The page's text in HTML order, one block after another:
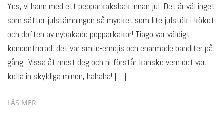
Yes, vi hann med ett pepparkaksbak innan jul. Det är väl inget
som sätter julstämningen så mycket som lite julstök i köket
och doften av nybakade pepparkakor! Tiago var väldigt
koncentrerad, det var smile-emojis och enarmade banditer på
gång.. Vissa åt mest deg och ni förstår kanske vem det var,
kolla in skyldiga minen, hahaha! […]
LÄS MER